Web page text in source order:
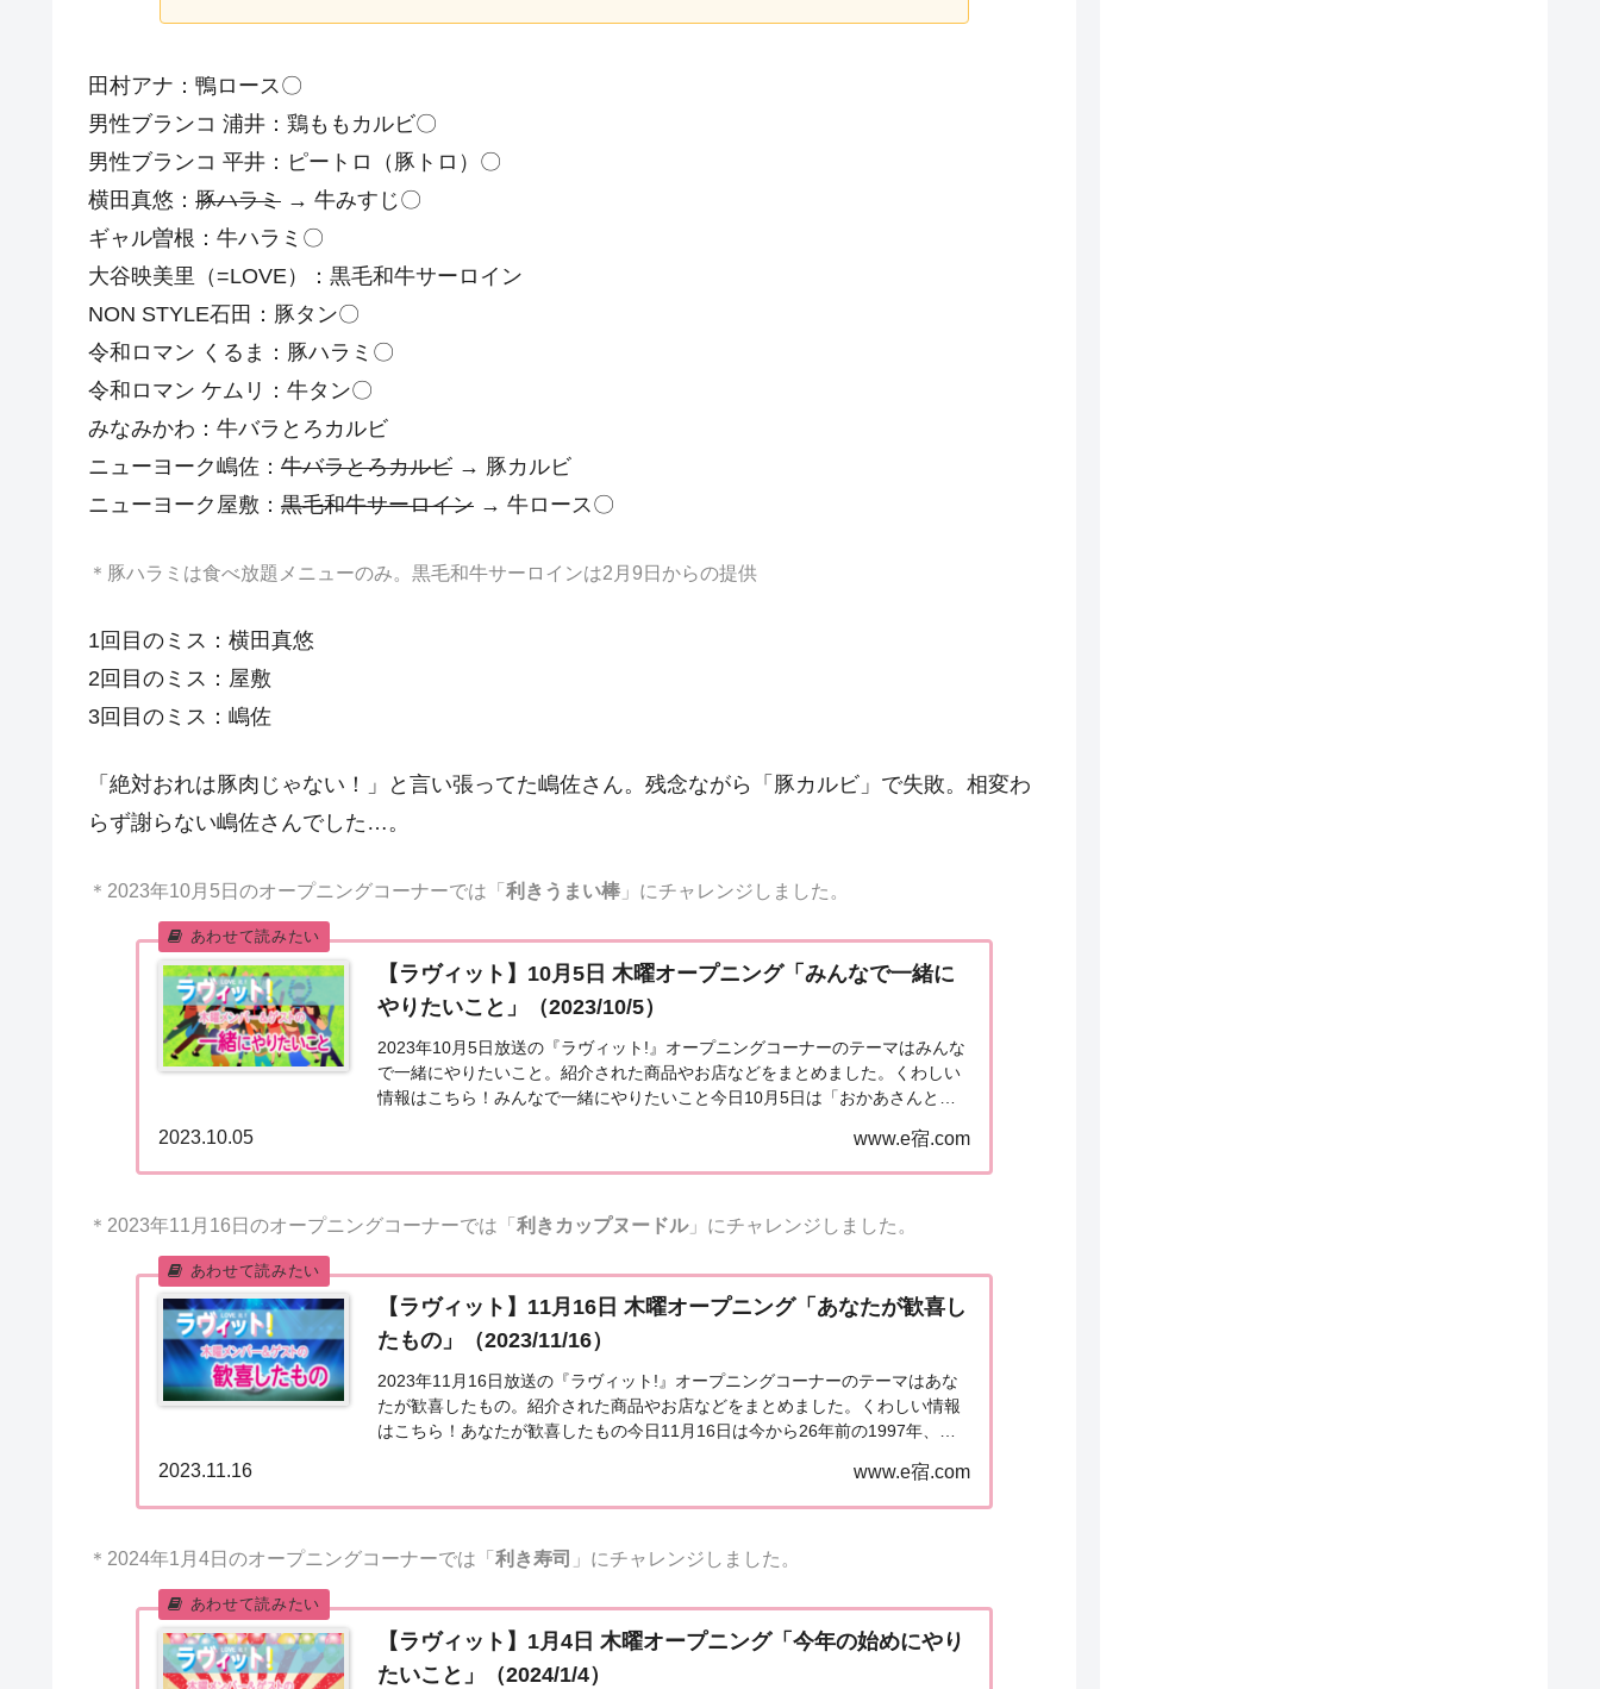
田村アナ：鴨ロース〇
男性ブランコ 浦井：鶏ももカルビ〇
男性ブランコ 平井：ピートロ（豚トロ）〇
横田真悠： 豚ハラミ → 牛みすじ〇
ギャル曽根：牛ハラミ〇
大谷映美里（=LOVE）：黒毛和牛サーロイン
NON STYLE石田：豚タン〇
令和ロマン くるま：豚ハラミ〇
令和ロマン ケムリ：牛タン〇
みなみかわ：牛バラとろカルビ
ニューヨーク嶋佐： 牛バラとろカルビ → 豚カルビ
ニューヨーク屋敷： 黒毛和牛サーロイン → 牛ロース〇
＊豚ハラミは食べ放題メニューのみ。黒毛和牛サーロインは2月9日からの提供
1回目のミス：横田真悠
2回目のミス：屋敷
3回目のミス：嶋佐
「絶対おれは豚肉じゃない！」と言い張ってた嶋佐さん。残念ながら「豚カルビ」で失敗。相変わ
らず謝らない嶋佐さんでした…。
＊2023年10月5日のオープニングコーナーでは「 利きうまい棒 」にチャレンジしました。
【ラヴィット】10月5日 木曜オープニング「みんなで一緒に
やりたいこと」（2023/10/5）
2023年10月5日放送の『ラヴィット!』オープニングコーナーのテーマはみんな
で一緒にやりたいこと。紹介された商品やお店などをまとめました。くわしい
情報はこちら！みんなで一緒にやりたいこと今日10月5日は「おかあさんとい
www.e宿.com
2023.10.05
＊2023年11月16日のオープニングコーナーでは「 利きカップヌードル」にチャレンジしました。
【ラヴィット】11月16日 木曜オープニング「あなたが歓喜し
たもの」（2023/11/16）
2023年11月16日放送の『ラヴィット!』オープニングコーナーのテーマはあな
たが歓喜したもの。紹介された商品やお店などをまとめました。くわしい情報
はこちら！あなたが歓喜したもの今日11月16日は今から26年前の1997年、サ
www.e宿.com
2023.11.16
＊2024年1月4日のオープニングコーナーでは「 利き寿司 」にチャレンジしました。
【ラヴィット】1月4日 木曜オープニング「今年の始めにやり
たいこと」（2024/1/4）